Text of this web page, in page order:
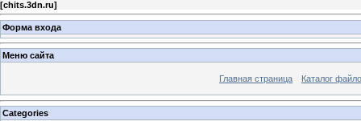
[chits.3dn.ru]
Форма входа
Меню сайта
Главная страница Каталог
Categories